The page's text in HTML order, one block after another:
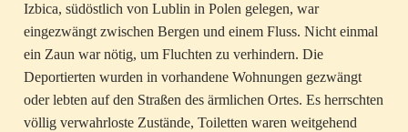
Izbica, südöstlich von Lublin in Polen gelegen, war
eingezwängt zwischen Bergen und einem Fluss. Nicht einmal
ein Zaun war nötig, um Fluchten zu verhindern. Die
Deportierten wurden in vorhandene Wohnungen gezwängt
oder lebten auf den Straßen des ärmlichen Ortes. Es herrschten
völlig verwahrloste Zustände, Toiletten waren weitgehend